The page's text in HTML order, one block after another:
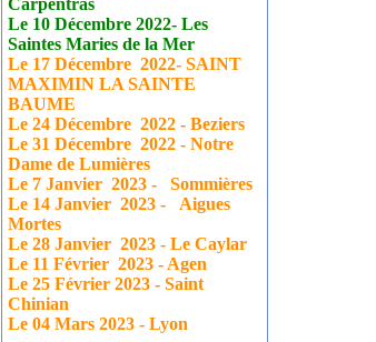
Carpentras
Le 10 Décembre 2022- Les
Saintes Maries de la Mer
Le 17Décembre 2022- SAINT
MAXIMIN LA SAINTE
BAUME
Le 24Décembre 2022 - Beziers
Le 31Décembre 2022 - Notre
Dame de Lumières
Le 7 Janvier 2023 - Sommières
Le 14 Janvier 2023 - Aigues
Mortes
Le 28 Janvier 2023 - Le Caylar
Le 11 Février 2023 - Agen
Le 25 Février 2023 - Saint
Chinian
Le 04 Mars 2023 - Lyon